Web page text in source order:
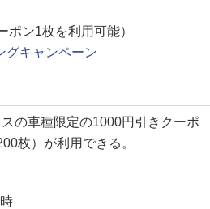
ン1枚を利用可能）
グキャンペーン
の車種限定の1000円引きクーポ
枚）が利用できる。